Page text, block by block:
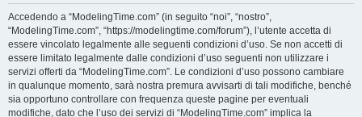
Accedendo a “ModelingTime.com” (in seguito “noi”, “nostro”,
“ModelingTime.com”, “https://modelingtime.com/forum”), l’utente accetta di
essere vincolato legalmente alle seguenti condizioni d’uso. Se non accetti di
essere limitato legalmente dalle condizioni d’uso seguenti non utilizzare i
servizi offerti da “ModelingTime.com”. Le condizioni d’uso possono cambiare
in qualunque momento, sarà nostra premura avvisarti di tali modifiche, benché
sia opportuno controllare con frequenza queste pagine per eventuali
modifiche, dato che l’uso dei servizi di “ModelingTime.com” implica la